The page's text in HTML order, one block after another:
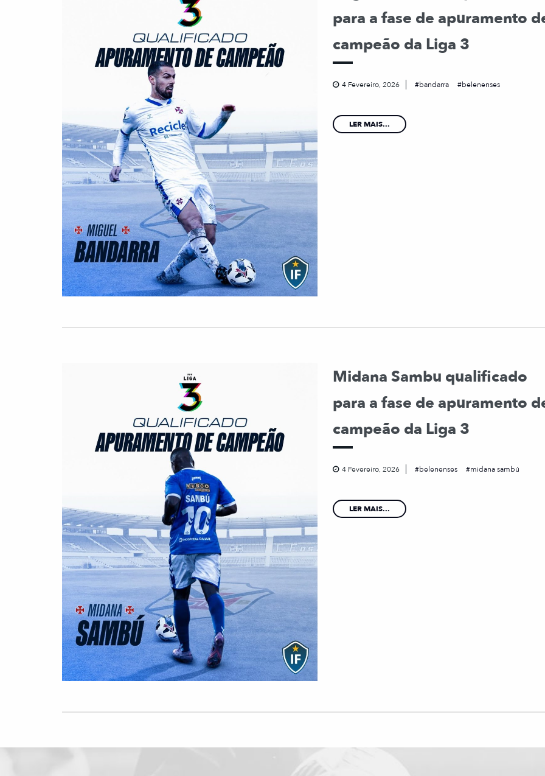
para a fase de apuramento
campeão da Liga 3
4 Fevereiro, 2026 bandarra belenenses
LER MAIS...
Midana Sambu qualificado
para a fase de apuramento
campeão da Liga 3
4 Fevereiro, 2026 belenenses midana sambú
LER MAIS...